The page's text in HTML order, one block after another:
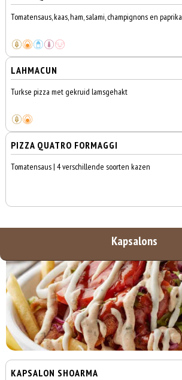
Tomatensaus, kaas, ham, salami, champignons en paprika
LAHMACUN
Turkse pizza met gekruid lamsgehakt
PIZZA QUATRO FORMAGGI
Tomatensaus | 4 verschillende soorten kazen
Kapsalons
KAPSALON SHOARMA